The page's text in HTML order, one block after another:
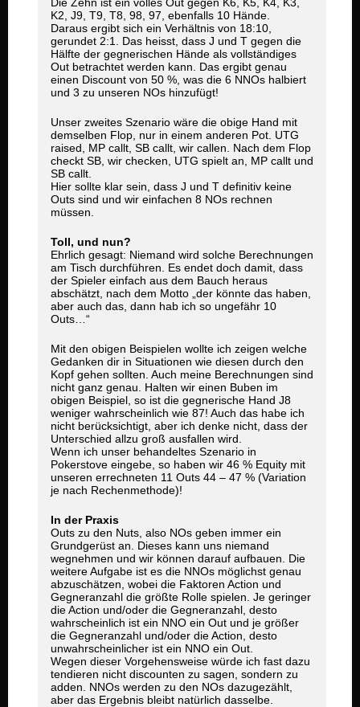
K2, J9, T9, T8, 98, 97, ebenfalls 10 Hände.
Daraus ergibt sich ein Verhältnis von 18:10,
gerundet 2:1. Das heisst, dass J und T gegen die
Hälfte der gegnerischen Hände als vollständiges
Out betrachtet werden kann. Das ergibt genau
einen Discount von 50 %, was die 6 NNOs halbiert
und 3 zu unseren NOs hinzufügt!
Unser zweites Szenario wäre die obige Hand mit
demselben Flop, nur in einem anderen Pot. UTG
raised, MP callt, SB callt, wir callen. Nach dem Flop
checkt SB, wir checken, UTG spielt an, MP callt und
SB callt.
Hier sollte klar sein, dass J und T definitiv keine
Outs sind und wir einfachen 8 NOs rechnen
müssen.
Toll, und nun?
Ehrlich gesagt: Niemand wird solche Berechnungen
am Tisch durchführen. Es endet doch damit, dass
der Spieler einfach aus dem Bauch heraus
abschätzt, nach dem Motto „der könnte das haben,
aber auch das, dann hab ich so ungefähr 10
Outs…“
Mit den obigen Beispielen wollte ich zeigen welche
Gedanken dir in Situationen wie diesen durch den
Kopf gehen sollten. Auch meine Berechnungen sind
nicht ganz genau. Halten wir einen Buben im
obigen Beispiel, so ist die gegnerische Hand J8
weniger wahrscheinlich wie 87! Auch das habe ich
nicht berücksichtigt, aber ich denke nicht, dass der
Unterschied allzu groß ausfallen wird.
Wenn ich unser behandeltes Szenario in
Pokerstove eingebe, so haben wir 46 % Equity mit
unseren errechneten 11 Outs 44 – 47 % (Variation
je nach Rechenmethode)!
In der Praxis
Outs zu den Nuts, also NOs geben immer ein
Grundgerüst an. Dieses kann uns niemand
wegnehmen und wir können darauf aufbauen. Die
weitere Aufgabe ist es die NNOs möglichst genau
abzuschätzen, wobei die Faktoren Action und
Gegneranzahl die größte Rolle spielen. Je geringer
die Action und/oder die Gegneranzahl, desto
wahrscheinlich ist ein NNO ein Out und je größer
die Gegneranzahl und/oder die Action, desto
unwahrscheinlicher ist ein NNO ein Out.
Wegen dieser Vorgehensweise würde ich fast dazu
tendieren nicht discounten zu sagen, sondern zu
adden. NNOs werden zu den NOs dazugezählt,
aber das Ergebnis bleibt natürlich dasselbe.